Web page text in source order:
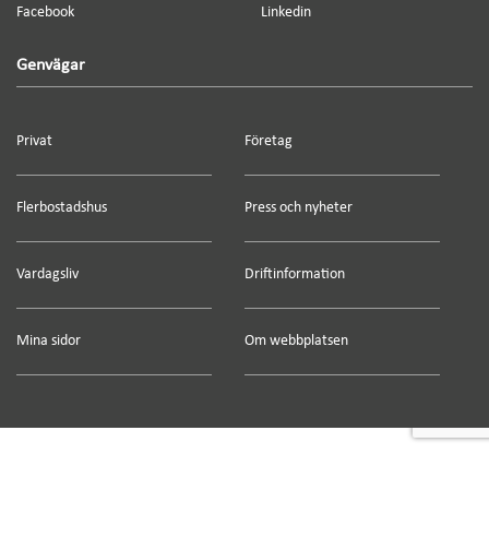
Facebook Linkedin
Genvägar
Privat Företag
Flerbostadshus Press och nyheter
Vardagsliv Driftinformation
Mina sidor Om webbplatsen